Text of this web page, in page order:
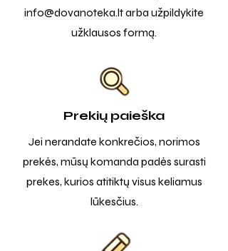
info@dovanoteka.ltarba užpildykite
užklausos formą.
Prekių paieška
Jei nerandate konkrečios, norimos
prekės, mūsų komanda padės surasti
prekes, kurios atitiktų visus keliamus
lūkesčius.